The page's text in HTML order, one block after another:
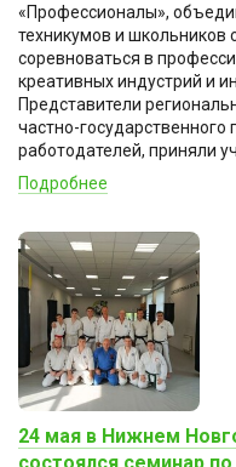
«Профессионалы»,
техникумов и школьников
соревноваться в
креативных индустрий и
Представители
частно-государственного
работодателей, приняли
Подробнее
24 мая в Нижнем